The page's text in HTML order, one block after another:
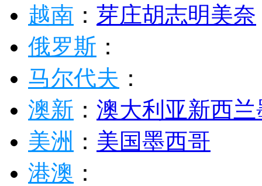
越南 ： 芽庄胡志明美奈
俄罗斯 ：
马尔代夫 ：
澳新 ： 澳大利亚新西兰
美洲 ： 美国墨西哥
港澳 ：